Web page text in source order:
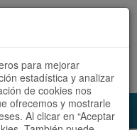
Español | Català
para mejorar
estadística y analizar
de cookies nos
ofrecemos y mostrarle
Al clicar en “Aceptar